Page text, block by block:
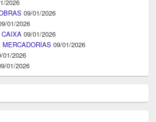
2026
09/01/2026
01/2026
09/01/2026
09/01/2026
01/2026
01/2026